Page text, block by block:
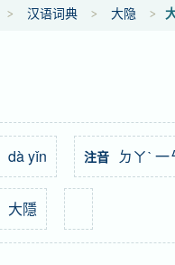
汉语词典 大隐
dà yǐn 注音 ㄉㄚˋ 一
大隱